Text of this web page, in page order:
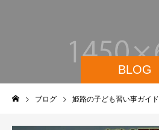
BLOG
ブログ 姫路の子ども習い事ガイド